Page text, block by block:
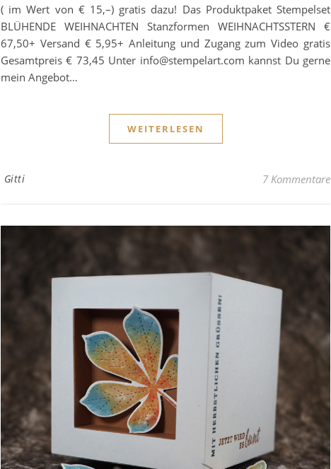
( im Wert von € 15,–) gratis dazu! Das Produktpaket Stempelset
BLÜHENDE WEIHNACHTEN Stanzformen WEIHNACHTSSTERN €
67,50+ Versand € 5,95+ Anleitung und Zugang zum Video gratis
Gesamtpreis € 73,45 Unter info@stempelart.com kannst Du gerne
mein Angebot…
WEITERLESEN
Gitti 7 Kommentare